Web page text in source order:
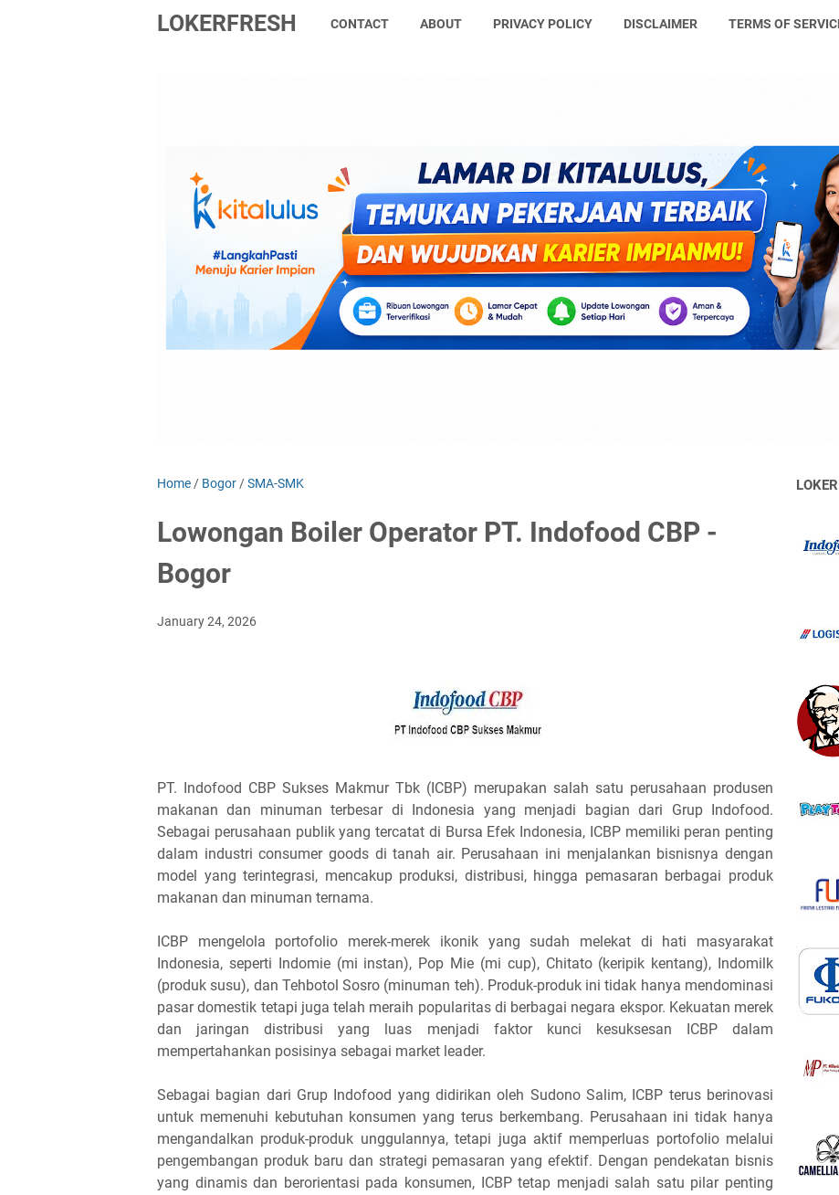
LOKERFRESH CONTACT ABOUT PRIVACY POLICY DISCLAIMER TERMS OF
Home / Bogor /SMA-SMK
Lowongan Boiler Operator PT. Indofood CBP -
Bogor
January 24, 2026
PT. Indofood CBP Sukses Makmur Tbk (ICBP) merupakan salah satu perusahaan produsen
makanan dan minuman terbesar di Indonesia yang menjadi bagian dari Grup Indofood.
Sebagai perusahaan publik yang tercatat di Bursa Efek Indonesia, ICBP memiliki peran penting
dalam industri consumer goods di tanah air. Perusahaan ini menjalankan bisnisnya dengan
model yang terintegrasi, mencakup produksi, distribusi, hingga pemasaran berbagai produk
makanan dan minuman ternama.
ICBP mengelola portofolio merek-merek ikonik yang sudah melekat di hati masyarakat
Indonesia, seperti Indomie (mi instan), Pop Mie (mi cup), Chitato (keripik kentang), Indomilk
(produk susu), dan Tehbotol Sosro (minuman teh). Produk-produk ini tidak hanya mendominasi
pasar domestik tetapi juga telah meraih popularitas di berbagai negara ekspor. Kekuatan merek
dan jaringan distribusi yang luas menjadi faktor kunci kesuksesan ICBP dalam
mempertahankan posisinya sebagai market leader.
Sebagai bagian dari Grup Indofood yang didirikan oleh Sudono Salim, ICBP terus berinovasi
untuk memenuhi kebutuhan konsumen yang terus berkembang. Perusahaan ini tidak hanya
mengandalkan produk-produk unggulannya, tetapi juga aktif memperluas portofolio melalui
pengembangan produk baru dan strategi pemasaran yang efektif. Dengan pendekatan bisnis
yang dinamis dan berorientasi pada konsumen, ICBP tetap menjadi salah satu pilar penting